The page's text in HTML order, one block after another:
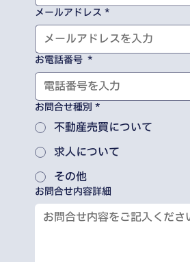
メールアドレス *
お電話番号 *
お問合せ種別 *
不動産売買について
求人について
その他
お問合せ内容詳細